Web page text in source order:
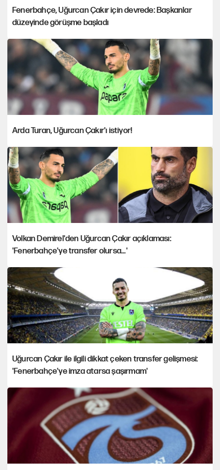
Fenerbahçe, Uğurcan Çakır için devrede: Başkanlar
düzeyinde görüşme başladı
Arda Turan, Uğurcan Çakır'ı istiyor!
Volkan Demirel'den Uğurcan Çakır açıklaması:
'Fenerbahçe'ye transfer olursa...'
Uğurcan Çakır ile ilgili dikkat çeken transfer gelişmesi:
'Fenerbahçe'ye imza atarsa şaşırmam'